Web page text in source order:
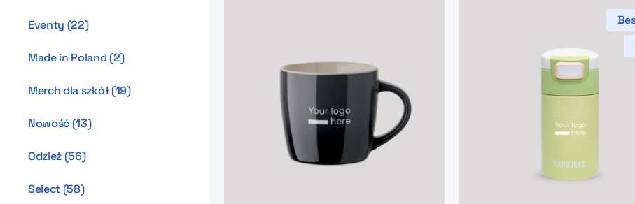
Eventy (22)
Made in Poland(2)
Merch dla szkół(19)
Nowość(13)
Odzież(56)
Select(58)